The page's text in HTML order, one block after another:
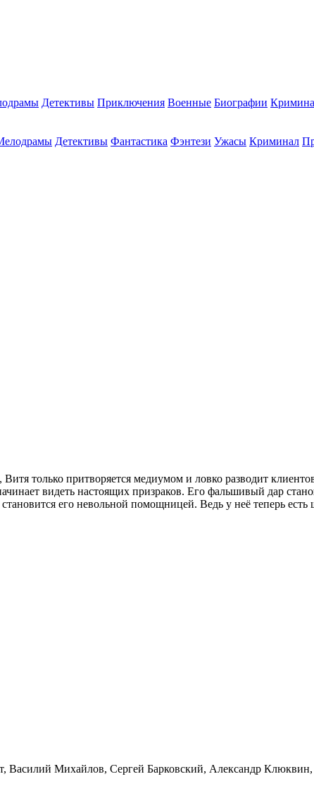
Детективы Приключения Военные Биографии
Детективы Фантастика Фэнтези Ужасы Криминал
только притворяется медиумом и ловко разводит
видеть настоящих призраков. Его фальшивый дар
его невольной помощницей. Ведь у неё теперь
Василий Михайлов, Сергей Барковский, Александр